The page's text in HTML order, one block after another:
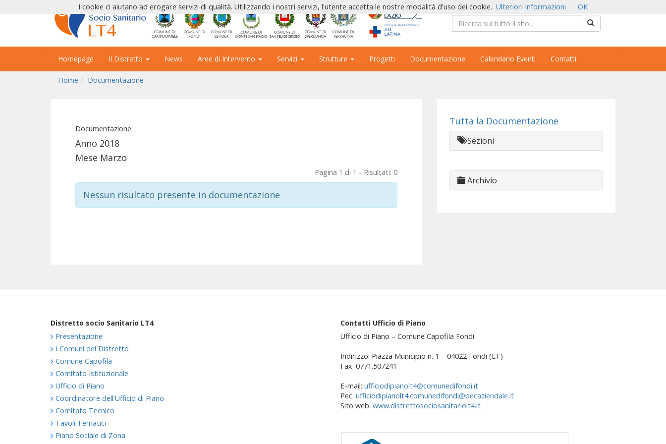
Homepage Il Distretto News Aree di Intervento Servizi Strutture Progetti Documentazione Calendario Eventi Contatti
Home Documentazione
Documentazione
Anno 2018
Mese Marzo
Pagina 1 di 1 - Risultati: 0
Nessun risultato presente in documentazione
Tutta la Documentazione
Sezioni
Archivio
Distretto socio Sanitario LT4
Presentazione
I Comuni del Distretto
Comune Capofila
Comitato Istituzionale
Ufficio di Piano
Coordinatore dell'Ufficio di Piano
Comitato Tecnico
Tavoli Tematici
Piano Sociale di Zona
Contatti Ufficio di Piano
Ufficio di Piano – Comune Capofila Fondi
Indirizzo: Piazza Municipio n. 1 – 04022 Fondi (LT)
Fax: 0771.507241
E-mail: ufficiodipianolt4@comunedifondi.it
Pec: ufficiodipianolt4.comunedifondi@pecaziendale.it
Sito web: www.distrettosociosanitariolt4.it
I cookie ci aiutano ad erogare servizi di qualità. Utilizzando i nostri servizi, l'utente accetta le nostre modalità d'uso dei cookie. Ulteriori Informazioni OK